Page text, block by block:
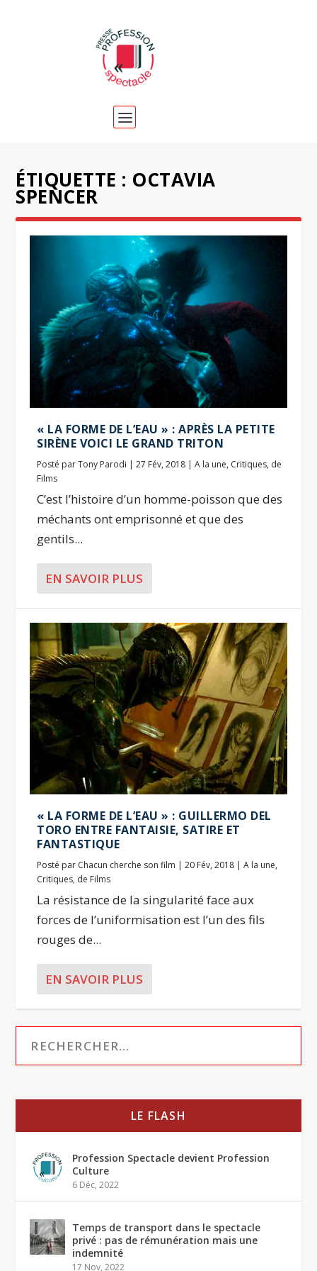
ÉTIQUETTE : OCTAVIA
SPENCER
« LA FORME DE L’EAU » : APRÈS LA PETITE
SIRÈNE VOICI LE GRAND TRITON
Posté parTony Parodi |27 Fév, 2018 |A la une, Critiques, de
Films
C’est l’histoire d’un homme-poisson que des
méchants ont emprisonné et que des
gentils...
EN SAVOIR PLUS
« LA FORME DE L’EAU » : GUILLERMO DEL
TORO ENTRE FANTAISIE, SATIRE ET
FANTASTIQUE
Posté par Chacun cherche son film |20 Fév, 2018 |A la une,
Critiques, de Films
La résistance de la singularité face aux
forces de l’uniformisation est l’un des fils
rouges de...
EN SAVOIR PLUS
LE FLASH
Profession Spectacle devient Profession
Culture
6 Déc, 2022
Temps de transport dans le spectacle
privé : pas de rémunération mais une
indemnité
17 Nov, 2022